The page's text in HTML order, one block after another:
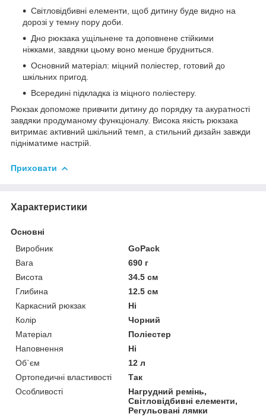
Світловідбивні елементи, щоб дитину буде видно на
дорозі у темну пору доби.
Дно рюкзака ущільнене та доповнене стійкими
ніжками, завдяки цьому воно менше брудниться.
Основний матеріал: міцний поліестер, готовий до
шкільних пригод.
Всередині підкладка із міцного поліестеру.
Рюкзак допоможе привчити дитину до порядку та акуратності
завдяки продуманому функціоналу. Висока якість рюкзака
витримає активний шкільний темп, а стильний дизайн завжди
підніматиме настрій.
Приховати
Характеристики
Основні
Виробник
GoPack
Вага
690 г
Висота
34.5 см
Глибина
12.5 см
Каркасний рюкзак
Ні
Колір
Чорний
Матеріал
Поліестер
Наповнення
Ні
Об`єм
12 л
Ортопедичні властивості
Так
Особливості
Нагрудний ремінь,
Світловідбивні елементи,
Регульовані лямки